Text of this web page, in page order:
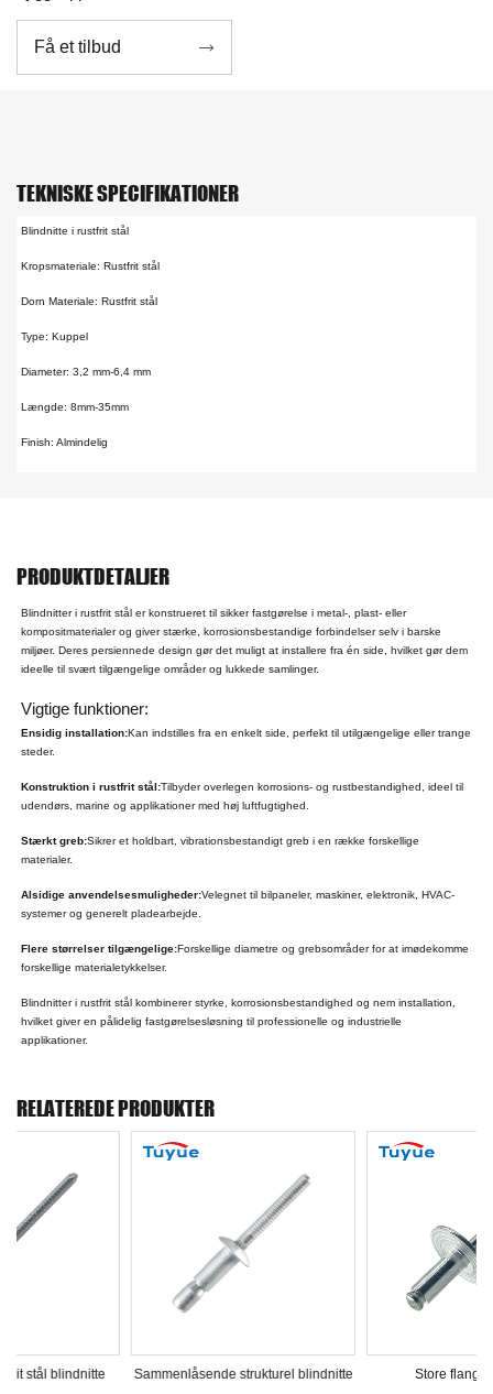
Få et tilbud 
TEKNISKE SPECIFIKATIONER
Blindnitte i rustfrit stål
Kropsmateriale: Rustfrit stål
Dorn Materiale: Rustfrit stål
Type: Kuppel
Diameter: 3,2 mm-6,4 mm
Længde: 8mm-35mm
Finish: Almindelig
PRODUKTDETALJER
Blindnitter i rustfrit stål er konstrueret til sikker fastgørelse i metal-, plast- eller
kompositmaterialer og giver stærke, korrosionsbestandige forbindelser selv i barske
miljøer. Deres persiennede design gør det muligt at installere fra én side, hvilket gør dem
ideelle til svært tilgængelige områder og lukkede samlinger.
Vigtige funktioner:
Ensidig installation:Kan indstilles fra en enkelt side, perfekt til utilgængelige eller trange
steder.
Konstruktion i rustfrit stål:Tilbyder overlegen korrosions- og rustbestandighed, ideel til
udendørs, marine og applikationer med høj luftfugtighed.
Stærkt greb:Sikrer et holdbart, vibrationsbestandigt greb i en række forskellige
materialer.
Alsidige anvendelsesmuligheder:Velegnet til bilpaneler, maskiner, elektronik, HVAC-
systemer og generelt pladearbejde.
Flere størrelser tilgængelige:Forskellige diametre og grebsområder for at imødekomme
forskellige materialetykkelser.
Blindnitter i rustfrit stål kombinerer styrke, korrosionsbestandighed og nem installation,
hvilket giver en pålidelig fastgørelsesløsning til professionelle og industrielle
applikationer.
RELATEREDE PRODUKTER
strukturel blindnitte Store flange popnitter Farvede